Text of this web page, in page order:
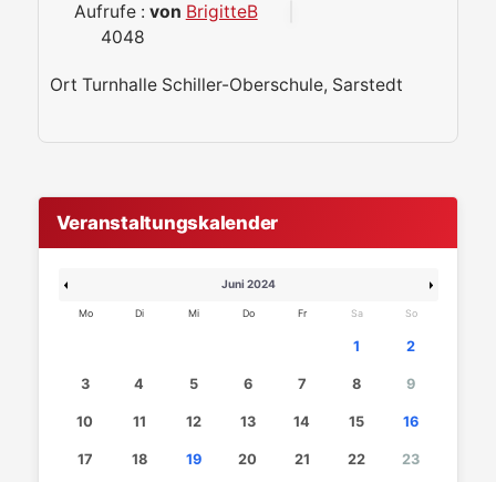
Aufrufe:
4048
von BrigitteB
Ort Turnhalle Schiller-Oberschule, Sarstedt
Veranstaltungskalender
Juni 2024
Mo Di Mi Do Fr Sa So
1 2
3 4 5 6 7 8 9
10 11 12 13 14 15 16
17 18 19 20 21 22 23